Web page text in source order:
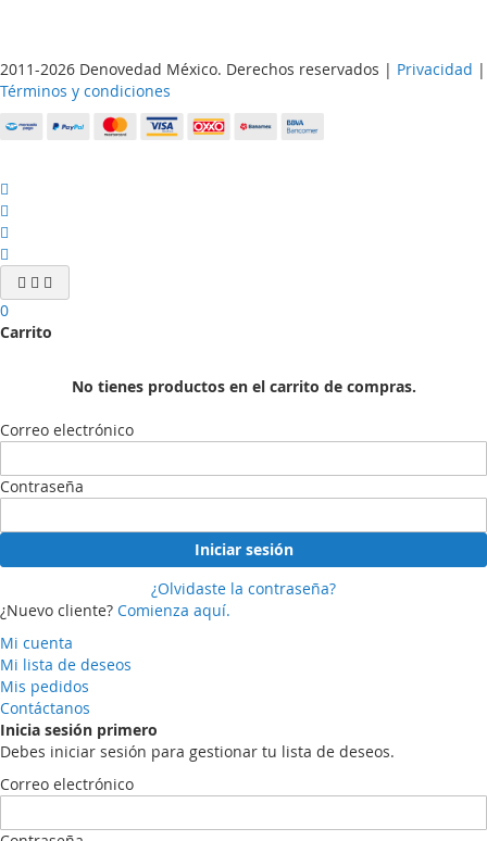
2011-2026 Denovedad México. Derechos reservados | Privacidad |
Términos y condiciones
0
Carrito
No tienes productos en el carrito de compras.
Correo electrónico
Contraseña
Iniciar sesión
¿Olvidaste la contraseña?
¿Nuevo cliente? Comienza aquí.
Mi cuenta
Mi lista de deseos
Mis pedidos
Contáctanos
Inicia sesión primero
Debes iniciar sesión para gestionar tu lista de deseos.
Correo electrónico